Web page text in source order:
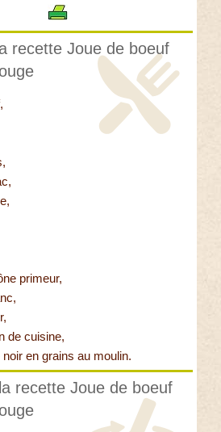
recette Joue de boeuf
primeur,
de cuisine,
en grains au moulin.
recette Joue de boeuf